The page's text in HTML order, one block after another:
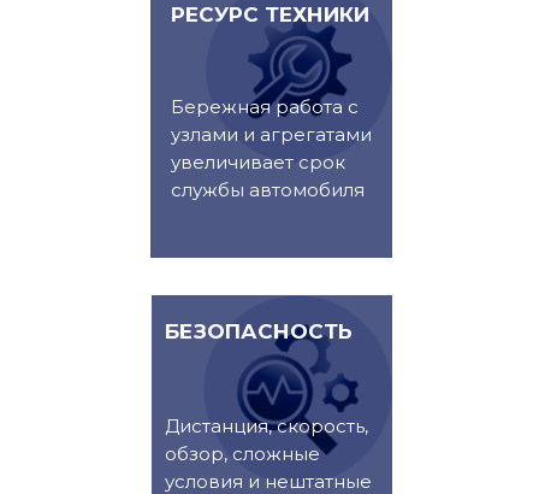
Бережная работа с
узлами и агрегатами
увеличивает срок
службы автомобиля
РЕСУРС ТЕХНИКИ
Дистанция, скорость,
обзор, сложные
условия и нештатные
БЕЗОПАСНОСТЬ